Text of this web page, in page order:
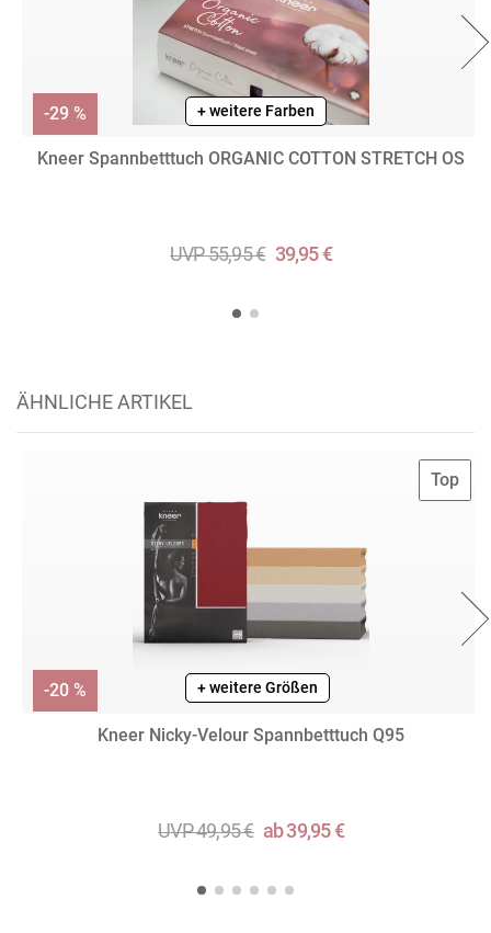
+ weitere Farben
Kneer Spannbetttuch ORGANIC COTTON STRETCH OS
UVP 55,95 € 39,95 €
-29 %
ÄHNLICHE ARTIKEL
Top
+ weitere Farben
+ weitere Größen
Kneer Nicky-Velour Spannbetttuch Q95
UVP 49,95 € ab 39,95 €
-20 %